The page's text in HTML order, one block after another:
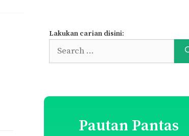
Lakukan carian disini:
Search
for:
Pautan Pantas